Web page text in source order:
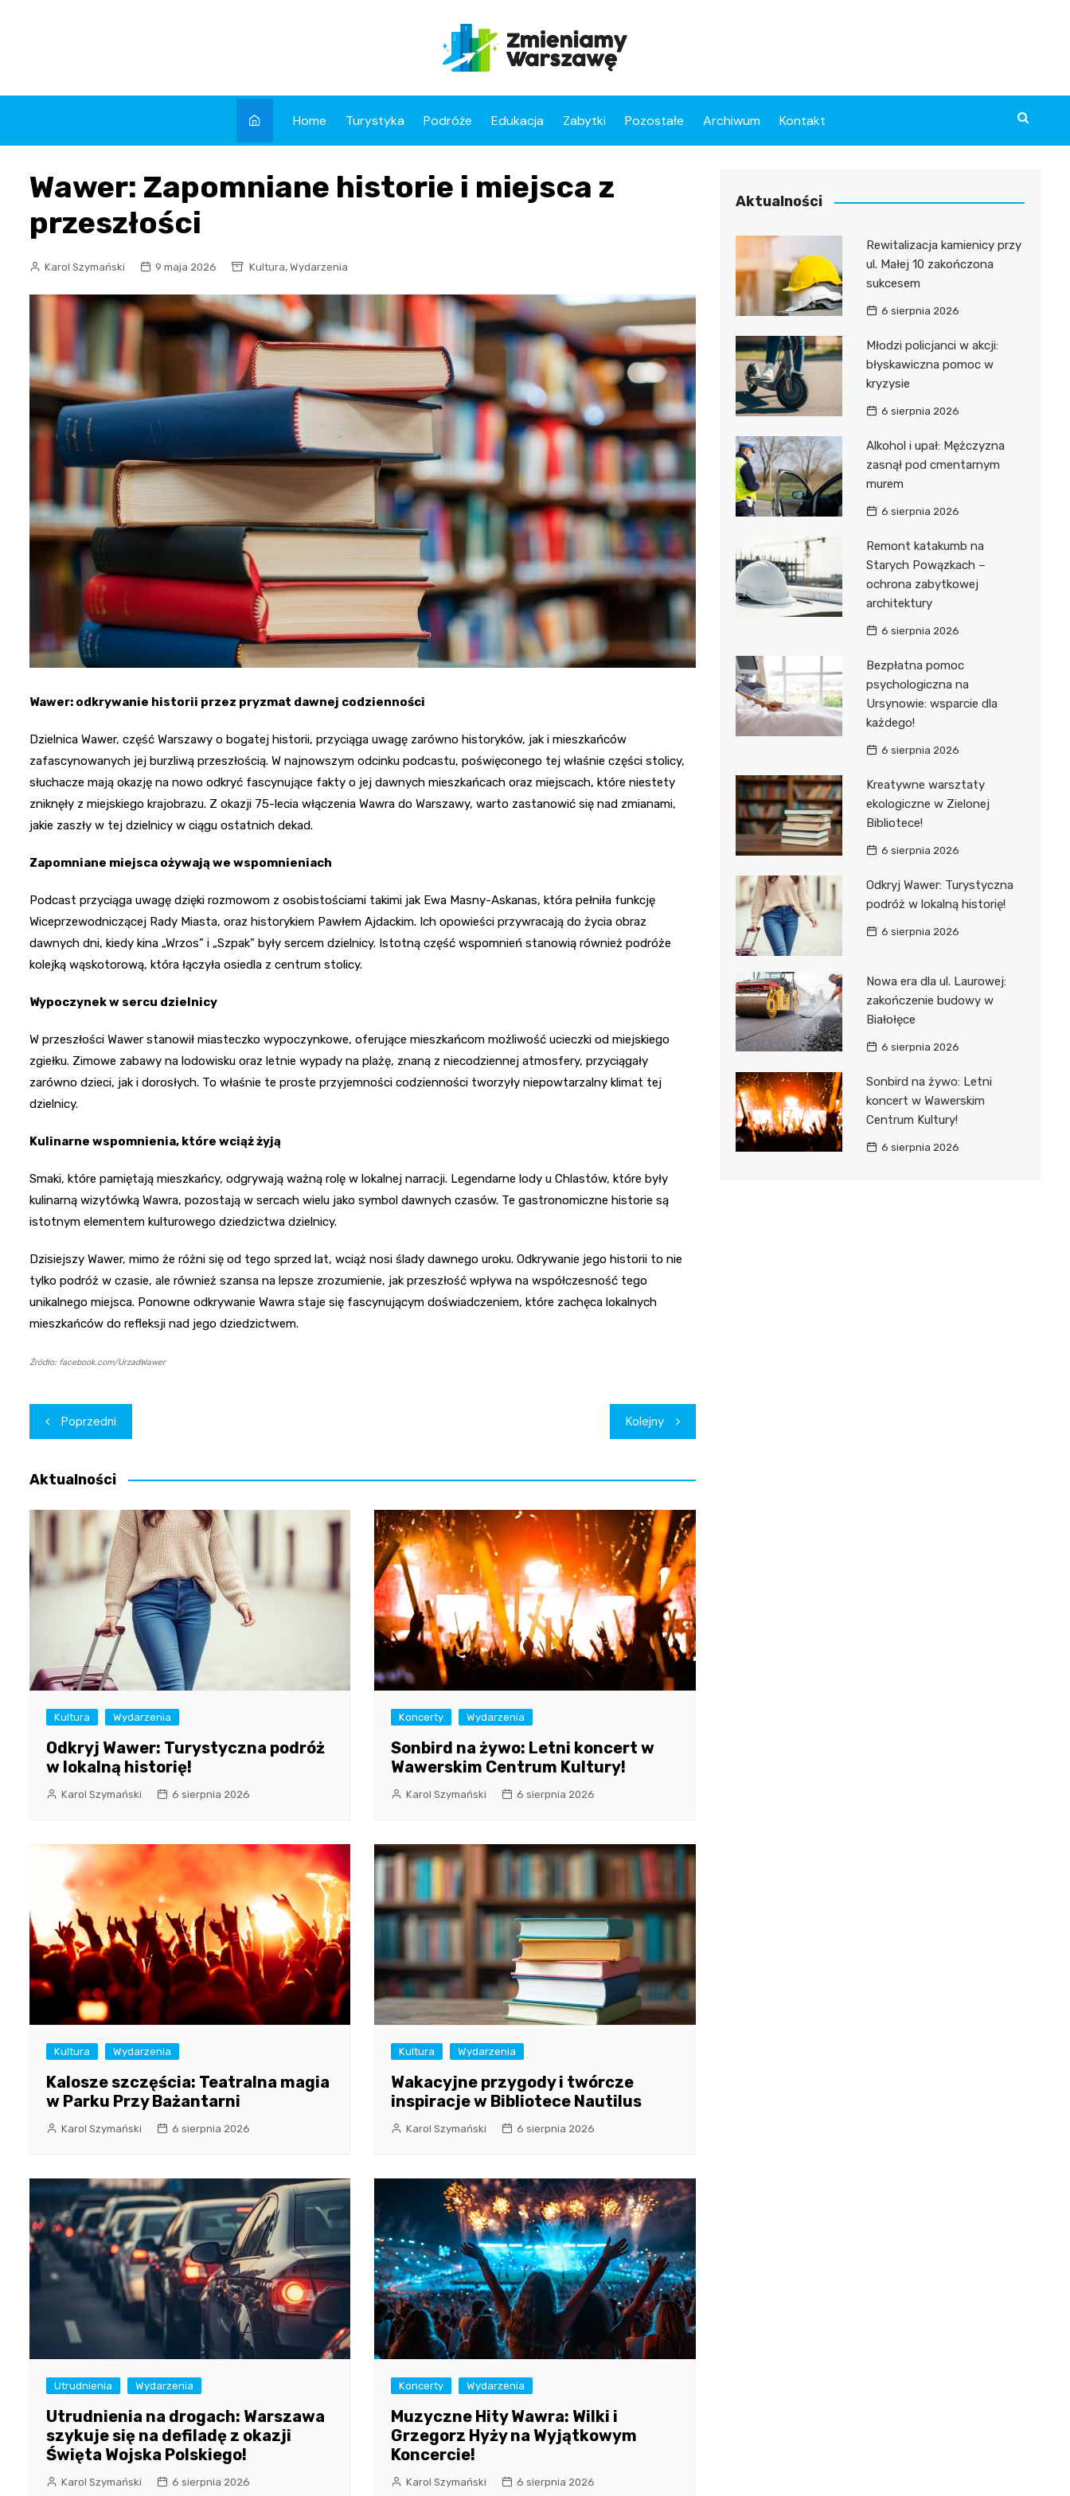
Home Turystyka Podróże Edukacja Zabytki Pozostałe Archiwum Kontakt
Wawer: Zapomniane historie i miejsca z
przeszłości
Karol Szymański 9 maja 2026 Kultura, Wydarzenia
Wawer: odkrywanie historii przez pryzmat dawnej codzienności
Dzielnica Wawer, część Warszawy o bogatej historii, przyciąga uwagę zarówno historyków, jak i mieszkańców
zafascynowanych jej burzliwą przeszłością. W najnowszym odcinku podcastu, poświęconego tej właśnie części stolicy,
słuchacze mają okazję na nowo odkryć fascynujące fakty o jej dawnych mieszkańcach oraz miejscach, które niestety
zniknęły z miejskiego krajobrazu. Z okazji 75-lecia włączenia Wawra do Warszawy, warto zastanowić się nad zmianami,
jakie zaszły w tej dzielnicy w ciągu ostatnich dekad.
Zapomniane miejsca ożywają we wspomnieniach
Podcast przyciąga uwagę dzięki rozmowom z osobistościami takimi jak Ewa Masny-Askanas, która pełniła funkcję
Wiceprzewodniczącej Rady Miasta, oraz historykiem Pawłem Ajdackim. Ich opowieści przywracają do życia obraz
dawnych dni, kiedy kina „Wrzos” i „Szpak” były sercem dzielnicy. Istotną część wspomnień stanowią również podróże
kolejką wąskotorową, która łączyła osiedla z centrum stolicy.
Wypoczynek w sercu dzielnicy
W przeszłości Wawer stanowił miasteczko wypoczynkowe, oferujące mieszkańcom możliwość ucieczki od miejskiego
zgiełku. Zimowe zabawy na lodowisku oraz letnie wypady na plażę, znaną z niecodziennej atmosfery, przyciągały
zarówno dzieci, jak i dorosłych. To właśnie te proste przyjemności codzienności tworzyły niepowtarzalny klimat tej
dzielnicy.
Kulinarne wspomnienia, które wciąż żyją
Smaki, które pamiętają mieszkańcy, odgrywają ważną rolę w lokalnej narracji. Legendarne lody u Chlastów, które były
kulinarną wizytówką Wawra, pozostają w sercach wielu jako symbol dawnych czasów. Te gastronomiczne historie są
istotnym elementem kulturowego dziedzictwa dzielnicy.
Dzisiejszy Wawer, mimo że różni się od tego sprzed lat, wciąż nosi ślady dawnego uroku. Odkrywanie jego historii to nie
tylko podróż w czasie, ale również szansa na lepsze zrozumienie, jak przeszłość wpływa na współczesność tego
unikalnego miejsca. Ponowne odkrywanie Wawra staje się fascynującym doświadczeniem, które zachęca lokalnych
mieszkańców do refleksji nad jego dziedzictwem.
Źródło: facebook.com/UrzadWawer
Nawigacja
wpisu
Poprzedni Kolejny
Aktualności
Kultura Wydarzenia
Odkryj Wawer: Turystyczna podróż
w lokalną historię!
Karol Szymański 6 sierpnia 2026
Koncerty Wydarzenia
Sonbird na żywo: Letni koncert w
Wawerskim Centrum Kultury!
Karol Szymański 6 sierpnia 2026
Kultura Wydarzenia
Kalosze szczęścia: Teatralna magia
w Parku Przy Bażantarni
Karol Szymański 6 sierpnia 2026
Kultura Wydarzenia
Wakacyjne przygody i twórcze
inspiracje w Bibliotece Nautilus
Karol Szymański 6 sierpnia 2026
Utrudnienia Wydarzenia
Utrudnienia na drogach: Warszawa
szykuje się na defiladę z okazji
Święta Wojska Polskiego!
Karol Szymański 6 sierpnia 2026
Koncerty Wydarzenia
Muzyczne Hity Wawra: Wilki i
Grzegorz Hyży na Wyjątkowym
Koncercie!
Karol Szymański 6 sierpnia 2026
Aktualności
Rewitalizacja kamienicy przy
ul. Małej 10 zakończona
sukcesem
6 sierpnia 2026
Młodzi policjanci w akcji:
błyskawiczna pomoc w
kryzysie
6 sierpnia 2026
Alkohol i upał: Mężczyzna
zasnął pod cmentarnym
murem
6 sierpnia 2026
Remont katakumb na
Starych Powązkach –
ochrona zabytkowej
architektury
6 sierpnia 2026
Bezpłatna pomoc
psychologiczna na
Ursynowie: wsparcie dla
każdego!
6 sierpnia 2026
Kreatywne warsztaty
ekologiczne w Zielonej
Bibliotece!
6 sierpnia 2026
Odkryj Wawer: Turystyczna
podróż w lokalną historię!
6 sierpnia 2026
Nowa era dla ul. Laurowej:
zakończenie budowy w
Białołęce
6 sierpnia 2026
Sonbird na żywo: Letni
koncert w Wawerskim
Centrum Kultury!
6 sierpnia 2026